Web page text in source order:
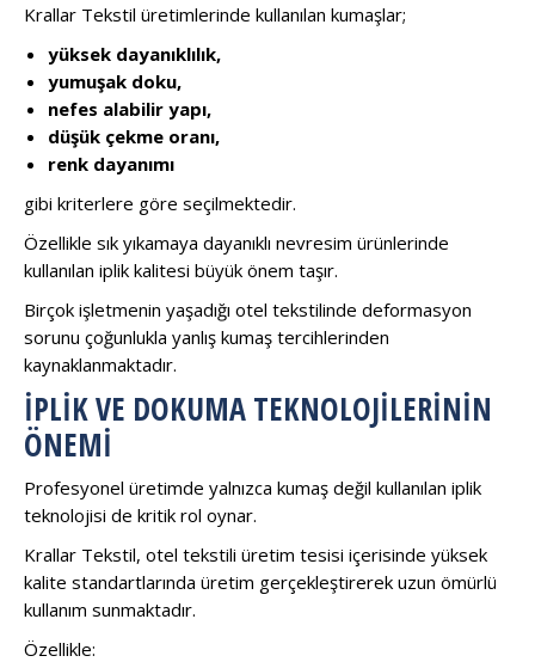
Krallar Tekstil üretimlerinde kullanılan kumaşlar;
yüksek dayanıklılık,
yumuşak doku,
nefes alabilir yapı,
düşük çekme oranı,
renk dayanımı
gibi kriterlere göre seçilmektedir.
Özellikle sık yıkamaya dayanıklı nevresim ürünlerinde
kullanılan iplik kalitesi büyük önem taşır.
Birçok işletmenin yaşadığı otel tekstilinde deformasyon
sorunu çoğunlukla yanlış kumaş tercihlerinden
kaynaklanmaktadır.
İPLIK VE DOKUMA TEKNOLOJILERININ
ÖNEMI
Profesyonel üretimde yalnızca kumaş değil kullanılan iplik
teknolojisi de kritik rol oynar.
Krallar Tekstil, otel tekstili üretim tesisi içerisinde yüksek
kalite standartlarında üretim gerçekleştirerek uzun ömürlü
kullanım sunmaktadır.
Özellikle: